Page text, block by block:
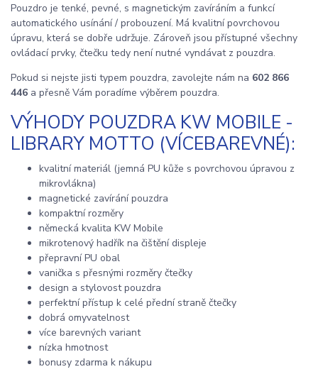
Pouzdro je tenké, pevné, s magnetickým zavíráním a funkcí
automatického usínání / probouzení. Má kvalitní povrchovou
úpravu, která se dobře udržuje. Zároveň jsou přístupné všechny
ovládací prvky, čtečku tedy není nutné vyndávat z pouzdra.
Pokud si nejste jisti typem pouzdra, zavolejte nám na 602 866
446 a přesně Vám poradíme výběrem pouzdra.
VÝHODY POUZDRA KW MOBILE -
LIBRARY MOTTO (VÍCEBAREVNÉ):
kvalitní materiál (jemná PU kůže s povrchovou úpravou z
mikrovlákna)
magnetické zavírání pouzdra
kompaktní rozměry
německá kvalita KW Mobile
mikrotenový hadřík na čištění displeje
přepravní PU obal
vanička s přesnými rozměry čtečky
design a stylovost pouzdra
perfektní přístup k celé přední straně čtečky
dobrá omyvatelnost
více barevných variant
nízka hmotnost
bonusy zdarma k nákupu